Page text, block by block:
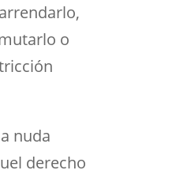
o
nuda
derecho